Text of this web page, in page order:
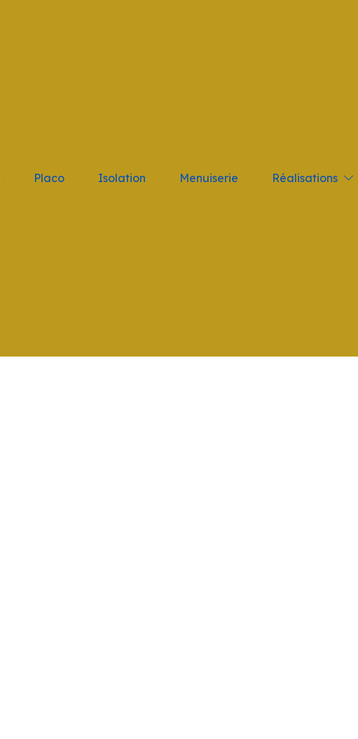
Placo Isolation Menuiserie Réalisations